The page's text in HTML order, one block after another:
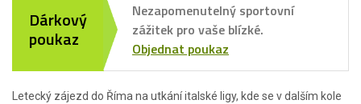
Letecký zájezd do Říma na utkání italské ligy, kde se v dalším kole
Dárkový
poukaz
Nezapomenutelný sportovní
zážitek pro vaše blízké.
Objednat poukaz